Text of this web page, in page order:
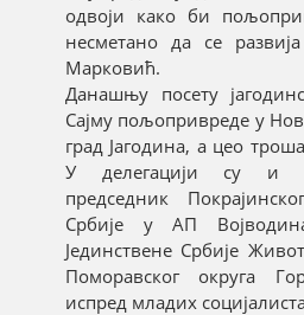
одвоји како би
несметано да се
Марковић.
Данашњу посету
Сајму пољопривреде у
град Јагодина, а цео
У делегацији су и
председник
Србије у АП
Јединствене Србије
Поморавског округа
испред младих